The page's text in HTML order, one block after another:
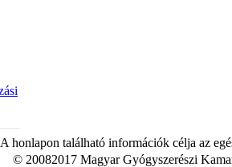
A honlapon található információk célja az
© 20082017 Magyar Gyógyszerészi